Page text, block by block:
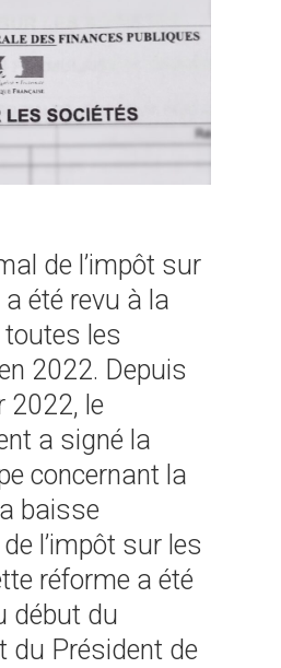
de l’impôt sur
été revu à la
les
2022. Depuis
2022, le
a signé la
concernant la
baisse
l’impôt sur les
réforme a été
début du
du Président de